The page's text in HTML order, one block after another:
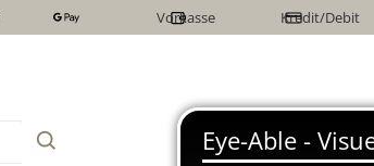
Vorkasse Kredit/Debit
Wunschzettel